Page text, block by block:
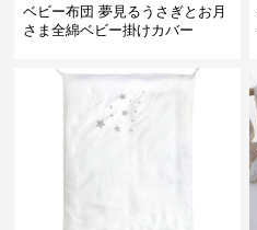
ベビー布団 夢見るうさぎとお月
さま全綿ベビー掛けカバー